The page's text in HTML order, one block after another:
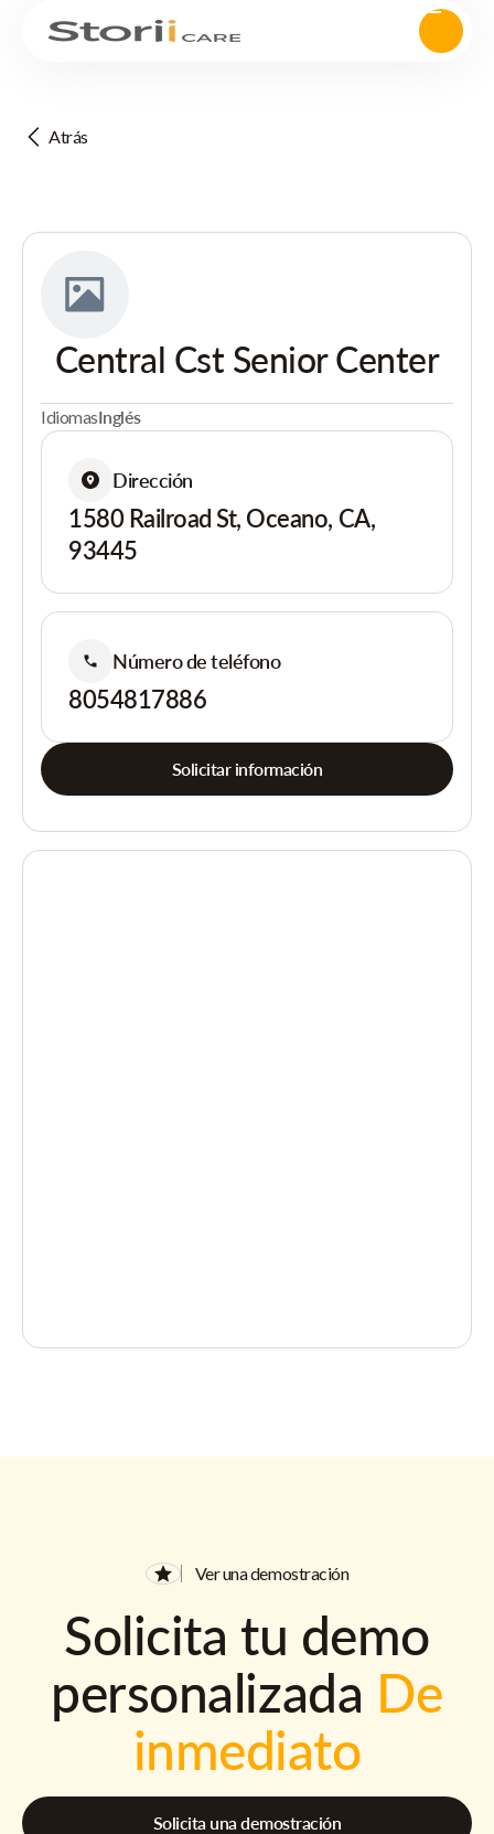
Atrás
Central Cst Senior Center
IdiomasInglés
Dirección
1580 Railroad St, Oceano, CA,
93445
Número de teléfono
8054817886
Solicitar información
Ver una demostración
Solicita tu demo
personalizada De
inmediato
Solicita una demostración